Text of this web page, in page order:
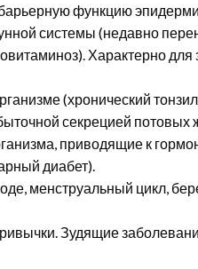
функцию
системы (недавно
Характерно
(хронический
секрецией
приводящие к
диабет).
менструальный цикл,
Зудящие